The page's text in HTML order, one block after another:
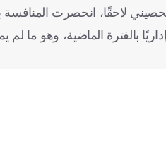
لاحقًا، انحصرت المنافسة
بالفترة الماضية، وهو ما